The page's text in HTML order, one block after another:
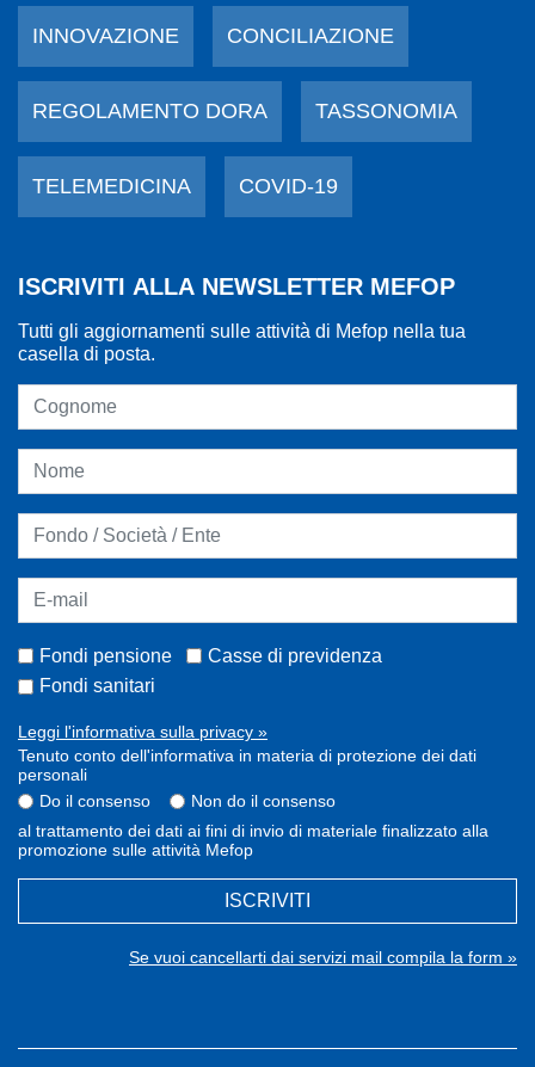
INNOVAZIONE CONCILIAZIONE
REGOLAMENTO DORA TASSONOMIA
TELEMEDICINA COVID-19
ISCRIVITI ALLA NEWSLETTER MEFOP
Tutti gli aggiornamenti sulle attività di Mefop nella tua
casella di posta.
Fondi pensione
Casse di previdenza
Fondi sanitari
Leggi l'informativa sulla privacy »
Tenuto conto dell'informativa in materia di protezione dei dati
personali
Do il consenso
Non do il consenso
al trattamento dei dati ai fini di invio di materiale finalizzato alla
promozione sulle attività Mefop
ISCRIVITI
Se vuoi cancellarti dai servizi mail compila la form »